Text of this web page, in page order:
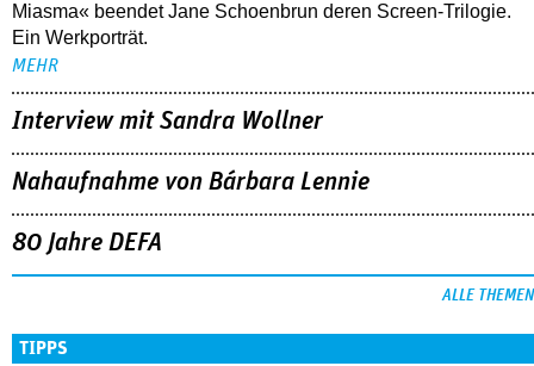
Miasma« beendet Jane Schoenbrun deren Screen-Trilogie.
Ein Werkporträt.
MEHR
Interview mit Sandra Wollner
Nahaufnahme von Bárbara Lennie
80 Jahre DEFA
ALLE THEMEN
TIPPS